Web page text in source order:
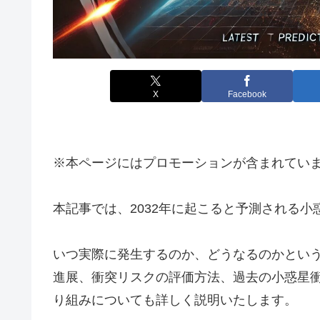
X Facebook
※本ページにはプロモーションが含まれてい
本記事では、2032年に起こると予測される
いつ実際に発生するのか、どうなるのかとい
進展、衝突リスクの評価方法、過去の小惑星
り組みについても詳しく説明いたします。